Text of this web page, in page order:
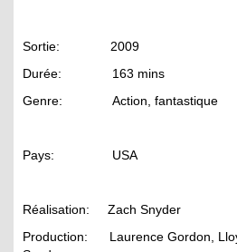
Sortie: 2009
Durée: 163 mins
Genre: Action, fantastique
Pays: USA
Réalisation: Zach Snyder
Production: Laurence Gordon,